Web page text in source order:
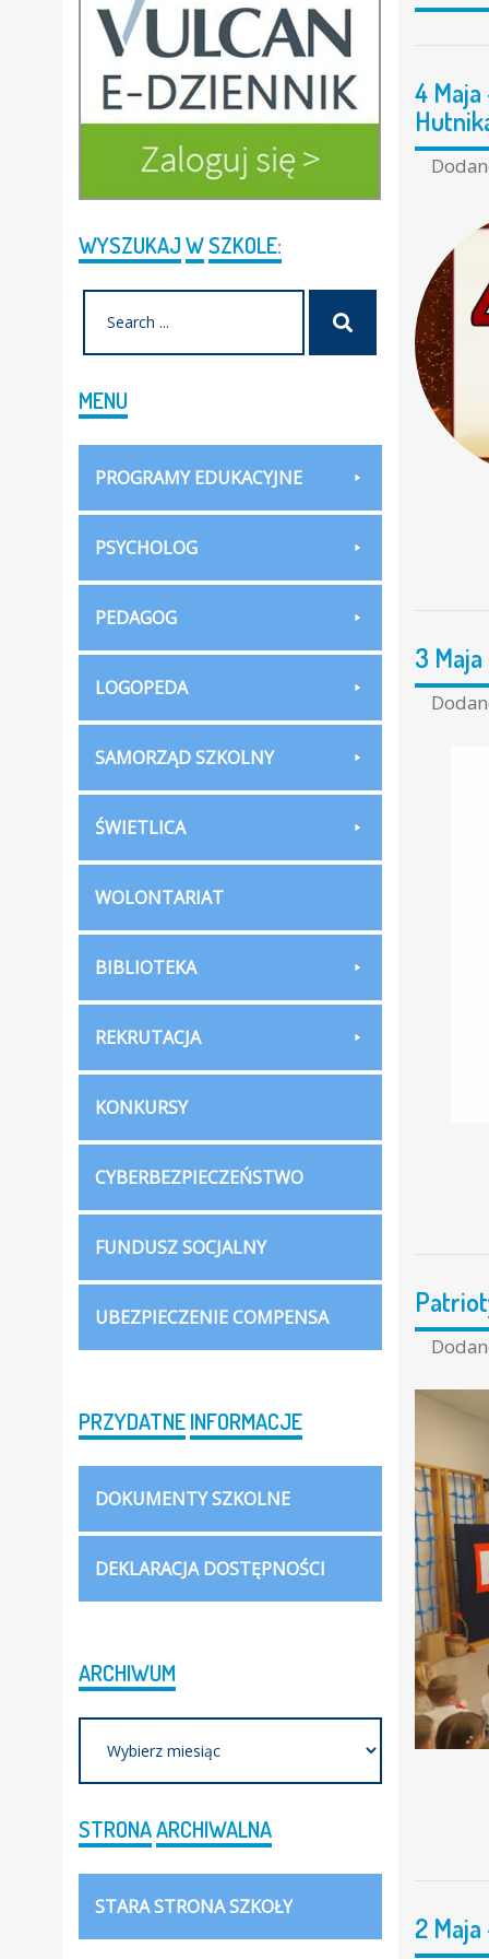
4
3
2
WYSZUKAJWSZKOLE:
MENU
PROGRAMY EDUKACYJNE
PSYCHOLOG
PEDAGOG
LOGOPEDA
SAMORZĄD SZKOLNY
ŚWIETLICA
WOLONTARIAT
BIBLIOTEKA
REKRUTACJA
KONKURSY
CYBERBEZPIECZEŃSTWO
FUNDUSZ SOCJALNY
UBEZPIECZENIE COMPENSA
PRZYDATNEINFORMACJE
DOKUMENTY SZKOLNE
DEKLARACJA DOSTĘPNOŚCI
ARCHIWUM
STRONAARCHIWALNA
STARA STRONA SZKOŁY